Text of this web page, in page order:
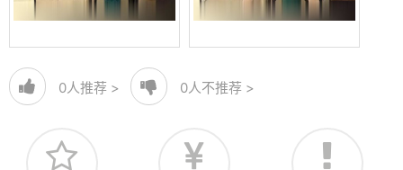
0人推荐 > 0人不推荐 >